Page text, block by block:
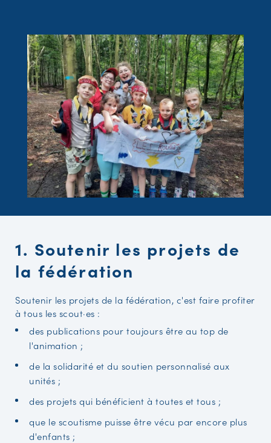
1. Soutenir les projets de
la fédération
Soutenir les projets de la fédération, c'est faire profiter
à tous les scout·es :
des publications pour toujours être au top de
l'animation ;
de la solidarité et du soutien personnalisé aux
unités ;
des projets qui bénéficient à toutes et tous ;
que le scoutisme puisse être vécu par encore plus
d'enfants ;